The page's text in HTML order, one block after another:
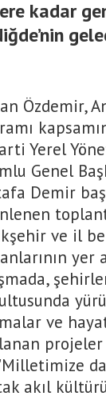
kadar
Özdemir,
Yerel
Genel
Demir
ve il
yer
ve
projeler
akıl